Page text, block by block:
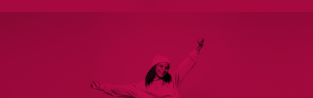
Der Schwerpunkt verbindet technologische
Kenntnisse mit kreativem Denken. Von
digitalem Marketing über Webdesign bis hin